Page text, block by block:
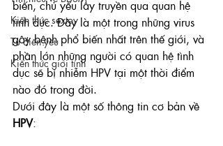
Kiến thức sextoy
Từ điển yêu
Kiến thức giới tính
biến, chủ yếu lây truyền qua quan hệ
tình dục. Đây là một trong những virus
gây bệnh phổ biến nhất trên thế giới, và
phần lớn những người có quan hệ tình
dục sẽ bị nhiễm HPV tại một thời điểm
nào đó trong đời.
Dưới đây là một số thông tin cơ bản về
HPV: